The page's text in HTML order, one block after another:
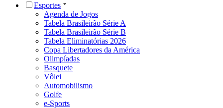
Esportes
Agenda de Jogos
Tabela Brasileirão Série A
Tabela Brasileirão Série B
Tabela Eliminatórias 2026
Copa Libertadores da América
Olimpíadas
Basquete
Vôlei
Automobilismo
Golfe
e-Sports